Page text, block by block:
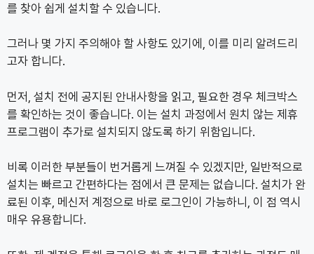
를 찾아 쉽게 설치할 수 있습니다.
그러나 몇 가지 주의해야 할 사항도 있기에, 이를 미리 알려드리
고자 합니다.
먼저, 설치 전에 공지된 안내사항을 읽고, 필요한 경우 체크박스
를 확인하는 것이 좋습니다. 이는 설치 과정에서 원치 않는 제휴
프로그램이 추가로 설치되지 않도록 하기 위함입니다.
비록 이러한 부분들이 번거롭게 느껴질 수 있겠지만, 일반적으로
설치는 빠르고 간편하다는 점에서 큰 문제는 없습니다. 설치가 완
료된 이후, 메신저 계정으로 바로 로그인이 가능하니, 이 점 역시
매우 유용합니다.